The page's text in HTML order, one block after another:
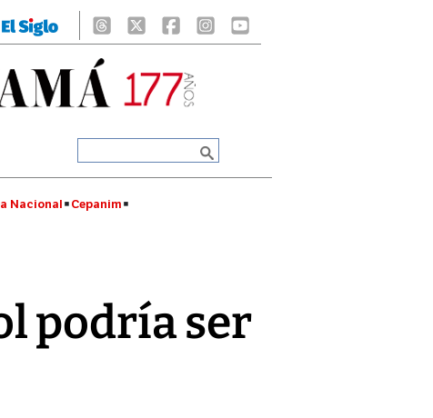
Nacional Cepanim
podría ser